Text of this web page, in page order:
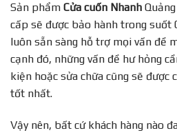
Sản phẩm Cửa cuốn Nhanh
cấp sẽ được bảo hành trong suốt
luôn sẵn sàng hỗ trợ mọi vấn đề
cạnh đó, những vấn đề hư hỏng
kiện hoặc sửa chữa cũng sẽ được
tốt nhất.
Vậy nên, bất cứ khách hàng nào